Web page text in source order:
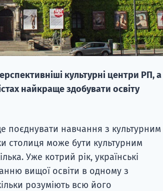
культурні центри РП, а
найкраще здобувати освіту
поєднувати навчання з культурним
столиця може бути культурним
Уже котрий рік, українські
вищої освіти в одному з
розуміють всю його